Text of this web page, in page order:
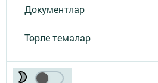
Документлар
Төрле темалар